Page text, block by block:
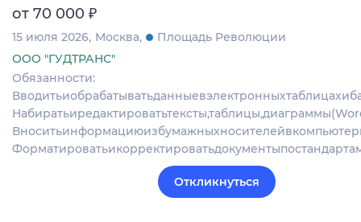
от 70 000 ₽
15 июля 2026 Москва
Площадь Революции
ООО "ГУДТРАНС"
Обязанности:
Откликнуться